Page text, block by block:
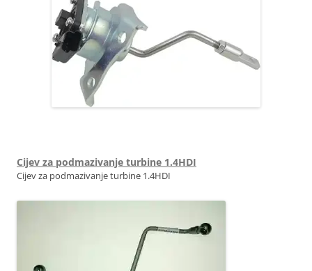
Cijev za podmazivanje turbine 1.4HDI
Cijev za podmazivanje turbine 1.4HDI